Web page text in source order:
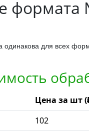
формата
для всех
Цена за шт
102